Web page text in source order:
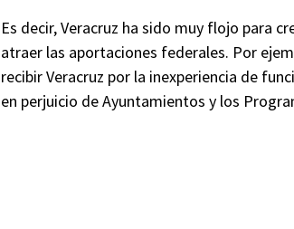
Es decir, Veracruz ha sido muy flojo para
atraer las aportaciones federales. Por
recibir Veracruz por la inexperiencia de
en perjuicio de Ayuntamientos y los